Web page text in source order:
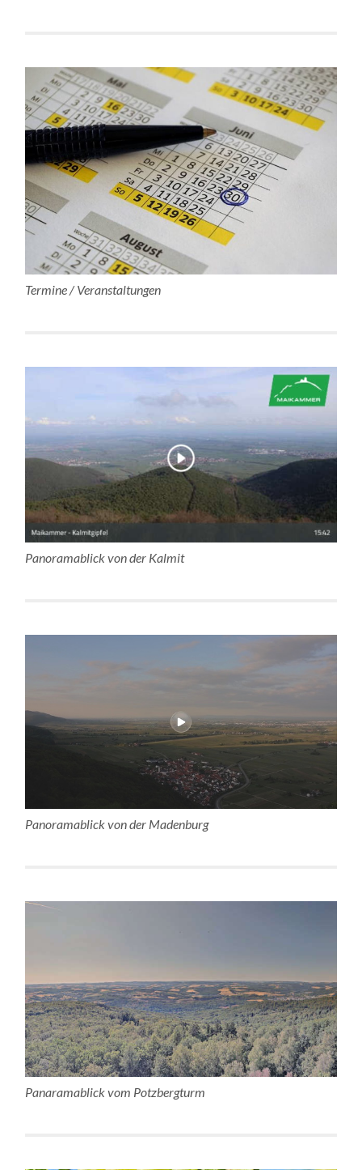
Termine / Veranstaltungen
Panoramablick von der Kalmit
Panoramablick von der Madenburg
Panaramablick vom Potzbergturm